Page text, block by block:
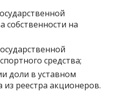
собственности на
средства;
доли в уставном
из реестра акционеров.